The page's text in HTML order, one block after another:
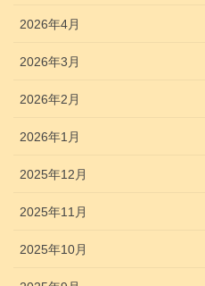
2026年4月
2026年3月
2026年2月
2026年1月
2025年12月
2025年11月
2025年10月